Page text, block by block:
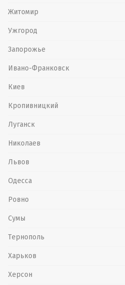
Житомир
Ужгород
Запорожье
Ивано-Франковск
Киев
Кропивницкий
Луганск
Николаев
Львов
Одесса
Ровно
Сумы
Тернополь
Харьков
Херсон